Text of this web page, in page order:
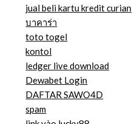
jual beli kartu kredit curian
บาคาร่า
toto togel
kontol
ledger live download
Dewabet Login
DAFTAR SAWO4D
spam